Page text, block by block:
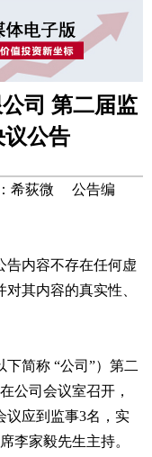
司 第二届监
议公告
希荻微 公告编
内容不存在任何虚
其内容的真实性、
简称 “公司”）第二
公司会议室召开，
议应到监事3名，实
李家毅先生主持。